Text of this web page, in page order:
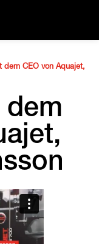
dem CEO von Aquajet,
dem